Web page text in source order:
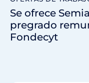
Se ofrece
pregrado
Fondecyt